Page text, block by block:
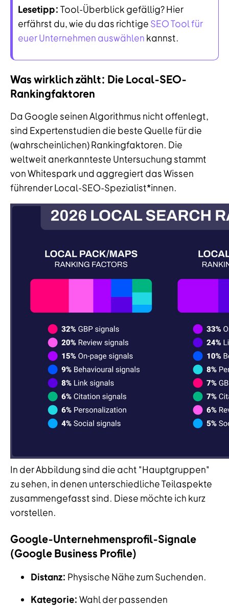
Lesetipp: Tool-Überblick gefällig? Hier
erfährst du, wie du das richtige SEO Tool für
euer Unternehmen auswählen kannst.
Was wirklich zählt: Die Local-SEO-
Rankingfaktoren
Da Google seinen Algorithmus nicht offenlegt,
sind Expertenstudien die beste Quelle für die
(wahrscheinlichen) Rankingfaktoren. Die
weltweit anerkannteste Untersuchung stammt
von Whitespark und aggregiert das Wissen
führender Local-SEO-Spezialist*innen.
In der Abbildung sind die acht "Hauptgruppen"
zu sehen, in denen unterschiedliche Teilaspekte
zusammengefasst sind. Diese möchte ich kurz
vorstellen.
Google-Unternehmensprofil-Signale
(Google Business Profile)
Distanz: Physische Nähe zum Suchenden.
Kategorie: Wahl der passenden